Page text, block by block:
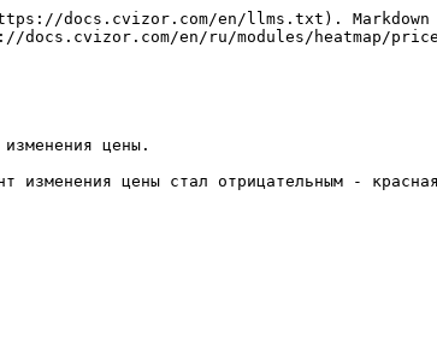
docs.cvizor.com/en/llms.txt). Markdown
en/ru/modules/heatmap/
цены.
изменения цены стал отрицательным -